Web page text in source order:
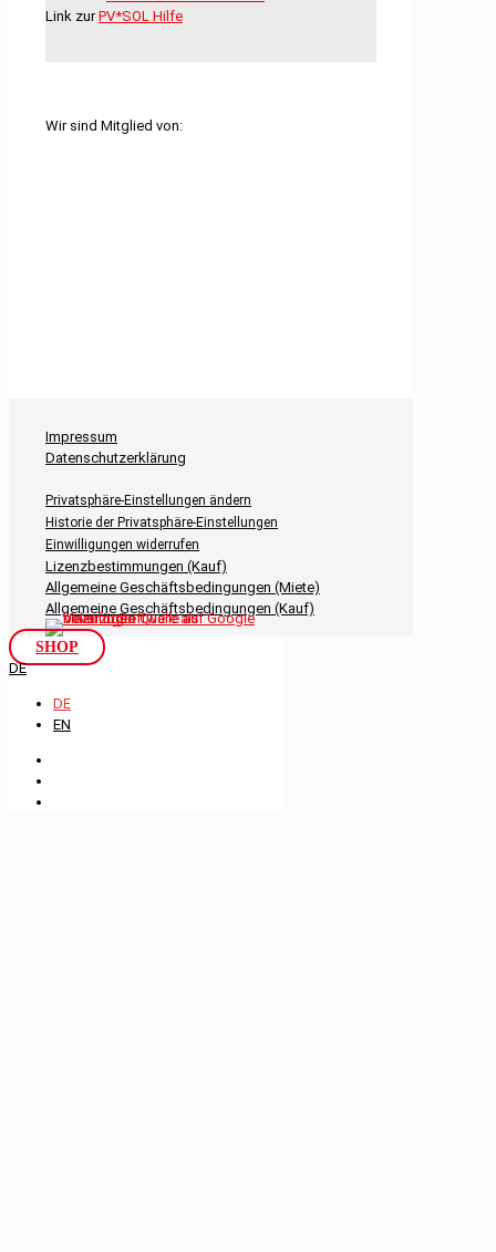
Link zurPV*SOL Hilfe
Wir sind Mitglied von:
Impressum
Datenschutzerklärung
Privatsphäre-Einstellungen ändern
Historie der Privatsphäre-Einstellungen
Einwilligungen widerrufen
Lizenzbestimmungen (Kauf)
Allgemeine Geschäftsbedingungen (Miete)
Allgemeine Geschäftsbedingungen (Kauf)
SHOP
DE
DE
EN